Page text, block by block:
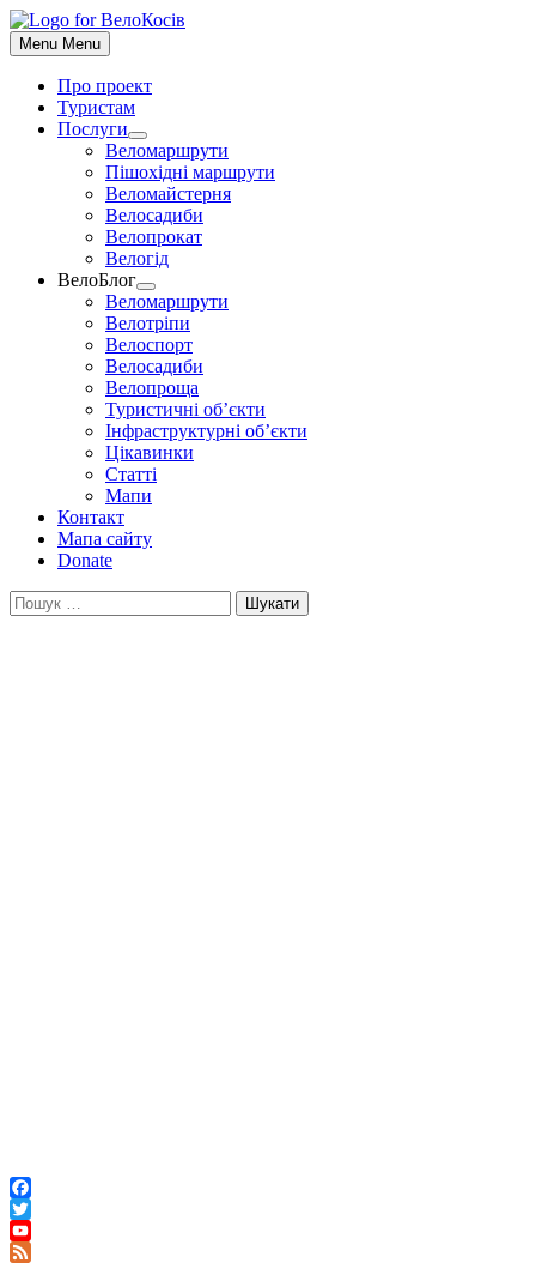
До
контенту
Menu Menu
Про проект
Туристам
Послуги
Show
sub
menu
Веломаршрути
Пішохідні маршрути
Веломайстерня
Велосадиби
Велопрокат
Велогід
ВелоБлог
Show
sub
menu
Веломаршрути
Велотріпи
Велоспорт
Велосадиби
Велопроща
Туристичні об’єкти
Інфраструктурні об’єкти
Цікавинки
Статті
Мапи
Контакт
Мапа сайту
Donate
Пошук:
Facebook
Twitter
YouTube